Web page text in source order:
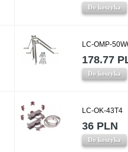
Do koszyka
LC-OMP-
178.77
Do koszyka
LC-OK-43T4
36 PLN
Do koszyka